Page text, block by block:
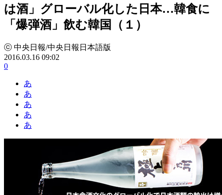
は酒」グローバル化した日本…韓食に
「爆弾酒」飲む韓国（１）
ⓒ 中央日報/中央日報日本語版
2016.03.16 09:02
0
あ
あ
あ
あ
あ